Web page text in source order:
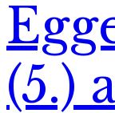
(5.)